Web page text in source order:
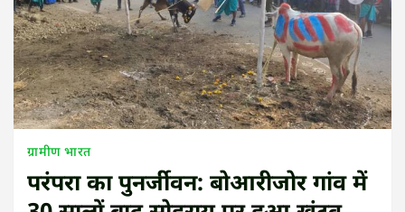
ग्रामीण भारत
परंपरा का पुनर्जीवन: बोआरीजोर गांव में